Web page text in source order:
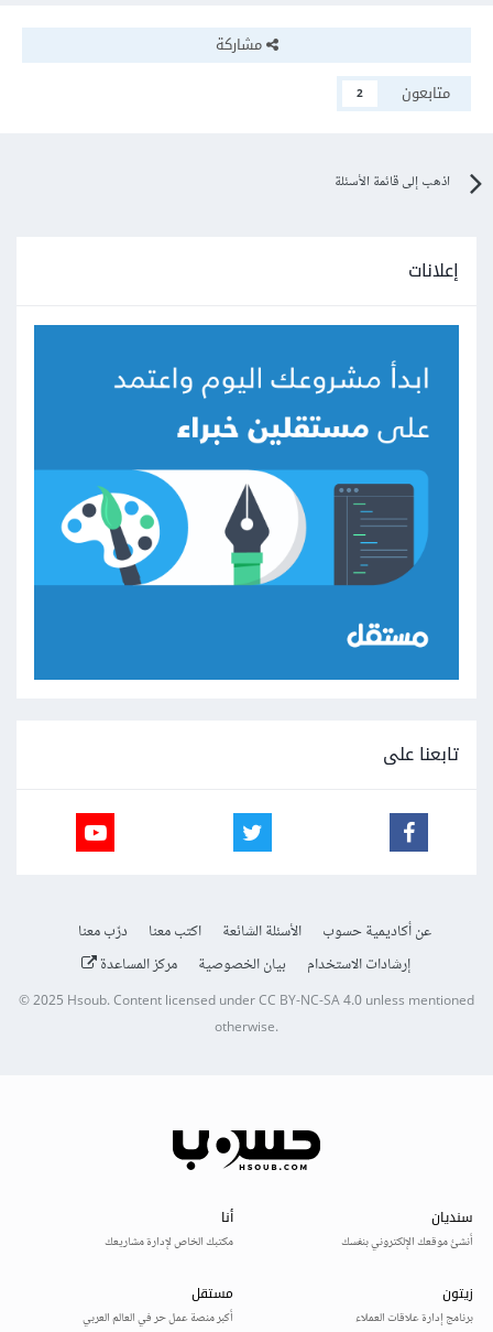
مشاركة
متابعون
2
اذهب إلى قائمة الأسئلة
إعلانات
تابعنا على
عن أكاديمية حسوب الأسئلة الشائعة اكتب معنا
درّب معنا
إرشادات الاستخدام
بيان الخصوصية مركز المساعدة
© 2025Hsoub.Content licensed underCC BY-NC-SA 4.0unless mentioned
otherwise.